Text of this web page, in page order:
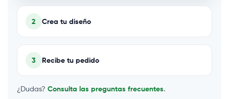
2 Crea tu diseño
3 Recibe tu pedido
¿Dudas? Consulta las preguntas frecuentes.